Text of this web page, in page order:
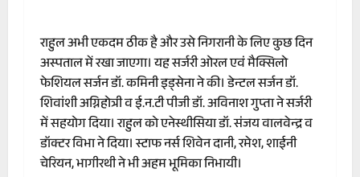
राहुल अभी एकदम ठीक है और उसे निगरानी के लिए कुछ दिन
अस्पताल में रखा जाएगा। यह सर्जरी ओरल एवं मैक्सिलो
फेशियल सर्जन डॉ. कमिनी इड्सेना ने की। डेन्टल सर्जन डॉ.
शिवांशी अग्निहोत्री व ई.न.टी पीजी डॉ. अविनाश गुप्ता ने सर्जरी
में सहयोग दिया। राहुल को एनेस्थीसिया डॉ. संजय वालवेन्द्र व
डॉक्टर विभा ने दिया। स्टाफ नर्स शिवेन दानी, रमेश, शाईनी
चेरियन, भागीरथी ने भी अहम भूमिका निभायी।